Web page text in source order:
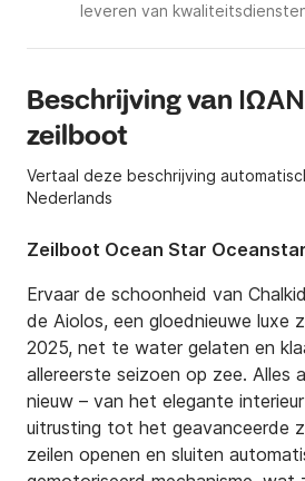
leveren van
Beschrijving van
zeilboot
Vertaal deze beschrijving
Nederlands
Zeilboot Ocean Star Oceanstar
Ervaar de schoonheid van
de Aiolos, een gloednieuwe luxe
2025, net te water gelaten en
allereerste seizoen op zee. Alles
nieuw – van het elegante
uitrusting tot het geavanceerde
zeilen openen en sluiten